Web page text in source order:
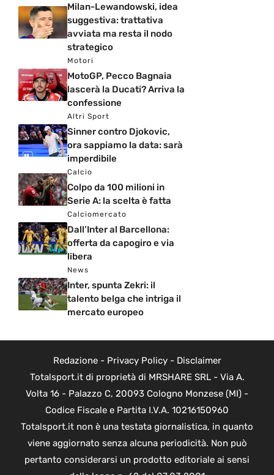
Milan-Lewandowski, idea
suggestiva: trattativa
avviata ma resta il nodo
strategico
Motori
MotoGP, Pecco Bagnaia
lascerà la Ducati? Arriva la
confessione
Altri Sport
Sinner contro Djokovic,
ora sappiamo la data: sarà
imperdibile
Calcio
Colpo da 100 milioni in
Serie A: la scelta è fatta
Calciomercato
Dall’Inter al Barcellona:
offerta da capogiro e via
libera
News
Inter, spunta Zekri: il
talento belga che intriga il
mercato europeo
Redazione- Privacy Policy- Disclaimer
Totalsport.it di proprietà di MRSHARE SRL - Via A.
Volta 16 - Palazzo C, 20093 Cologno Monzese (MI) -
Codice Fiscale e Partita I.V.A. 10216150960
Totalsport.it non è una testata giornalistica, in quanto
viene aggiornato senza alcuna periodicità. Non può
pertanto considerarsi un prodotto editoriale ai sensi